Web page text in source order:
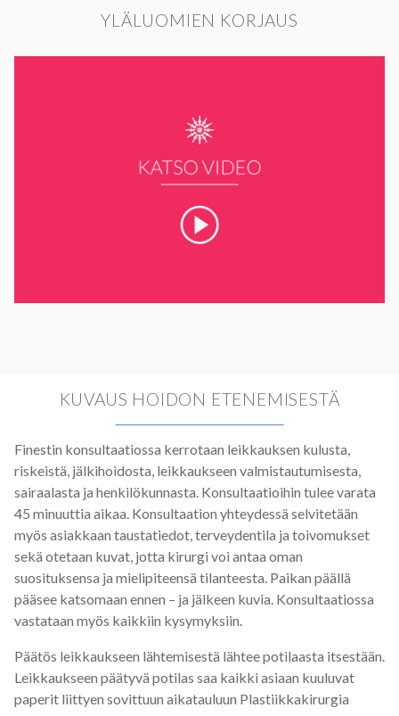
YLÄLUOMIEN KORJAUS
KUVAUS HOIDON ETENEMISESTÄ
Finestin konsultaatiossa kerrotaan leikkauksen kulusta,
riskeistä, jälkihoidosta, leikkaukseen valmistautumisesta,
sairaalasta ja henkilökunnasta. Konsultaatioihin tulee varata
45 minuuttia aikaa. Konsultaation yhteydessä selvitetään
myös asiakkaan taustatiedot, terveydentila ja toivomukset
sekä otetaan kuvat, jotta kirurgi voi antaa oman
suosituksensa ja mielipiteensä tilanteesta. Paikan päällä
pääsee katsomaan ennen – ja jälkeen kuvia. Konsultaatiossa
vastataan myös kaikkiin kysymyksiin.
Päätös leikkaukseen lähtemisestä lähtee potilaasta itsestään.
Leikkaukseen päätyvä potilas saa kaikki asiaan kuuluvat
paperit liittyen sovittuun aikatauluun Plastiikkakirurgia